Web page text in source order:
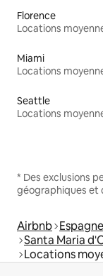
Florence
Miami
Seattle
* Des exclusions
géographiques et
Airbnb Espagne
Santa Maria
Locations